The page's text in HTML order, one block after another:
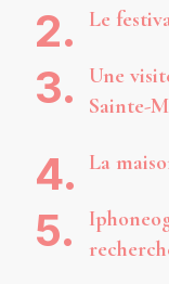
Le
Une
Sainte-
La